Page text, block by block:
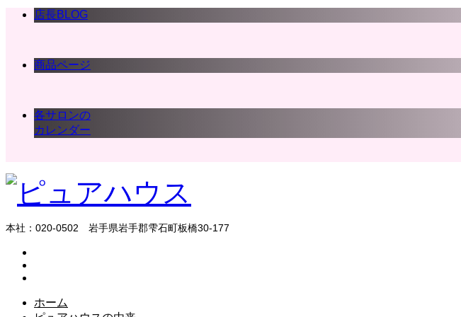
店長BLOG
商品ページ
各サロンの
カレンダー
本社：020-0502 岩手県岩手郡雫石町板橋30-177
ホーム